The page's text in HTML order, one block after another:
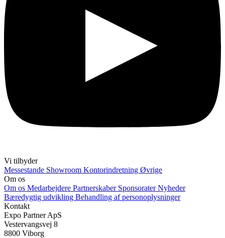
Vi tilbyder
Messestande Showroom Kontorindretning Øvrige
Om os
Om os Medarbejdere Partnerskaber SponsoraterNyheder
Bæredygtig udvikling Behandling af personoplysninger
Kontakt
Expo Partner ApS
Vestervangsvej 8
8800 Viborg